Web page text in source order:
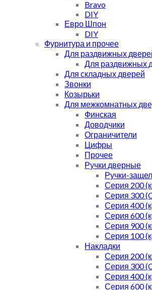
Bravo
DIY
Евро Шпон
DIY
Фурнитура и прочее
Для раздвижных
Для раздвижных
Для складных дверей
Звонки
Козырьки
Для межкомнатных
Финская
Доводчики
Ограничители
Цифры
Прочее
Ручки дверные
Ручки-
Серия 200
Серия 300
Серия 400
Серия 600
Серия 900
Серия 100
Накладки
Серия 200
Серия 300
Серия 400
Серия 600